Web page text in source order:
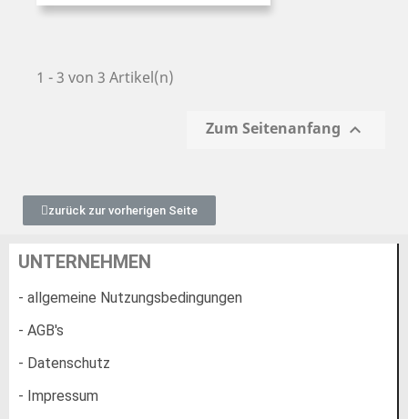
1 - 3 von 3 Artikel(n)
Zum Seitenanfang 
zurück zur vorherigen Seite
UNTERNEHMEN
- allgemeine Nutzungsbedingungen
- AGB's
- Datenschutz
- Impressum